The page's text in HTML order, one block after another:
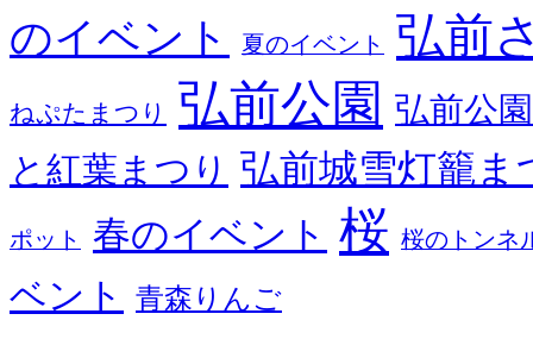
のイベント 夏のイベント 弘前
ねぷたまつり 弘前公園 弘前公
と紅葉まつり 弘前城雪灯籠ま
ポット 春のイベント 桜 桜のトンネ
ベント 青森りんご